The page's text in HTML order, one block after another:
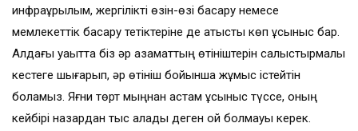
инфрақұрылым, жергілікті өзін-өзі басқару немесе
мемлекеттік басқару тетіктеріне де қатысты көп ұсыныс бар.
Алдағы уақытта біз әр азаматтың өтініштерін салыстырмалы
кестеге шығарып, әр өтініш бойынша жұмыс істейтін
боламыз. Яғни төрт мыңнан астам ұсыныс түссе, оның
кейбірі назардан тыс қалады деген ой болмауы керек.